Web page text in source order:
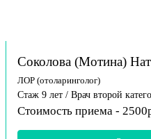
Соколова (Мотина)
ЛОР (отоларинголог)
Стаж 9 лет / Врач второй
Стоимость приема -